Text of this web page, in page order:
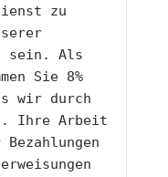
zu
sein. Als
Sie 8%
wir durch
Ihre Arbeit